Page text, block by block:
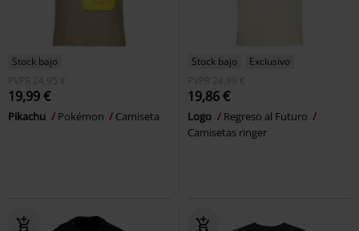
Stock bajo
PVPR 24,95 €
19,99 €
Pikachu Pokémon Camiseta
Stock bajo
Exclusivo
PVPR 24,99 €
19,86 €
Logo
Regreso al Futuro
Camisetas ringer